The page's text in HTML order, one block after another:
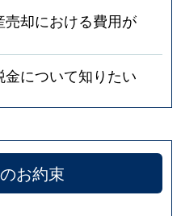
却における費用が
について知りたい
お約束